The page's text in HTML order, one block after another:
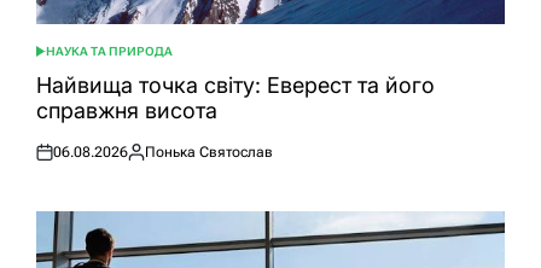
ОПУБЛІКУВАТИ
У
НАУКА ТА ПРИРОДА
Найвища точка світу: Еверест та його
справжня висота
Оприлюднено
06.08.2026
Опубліковано
Понька Святослав